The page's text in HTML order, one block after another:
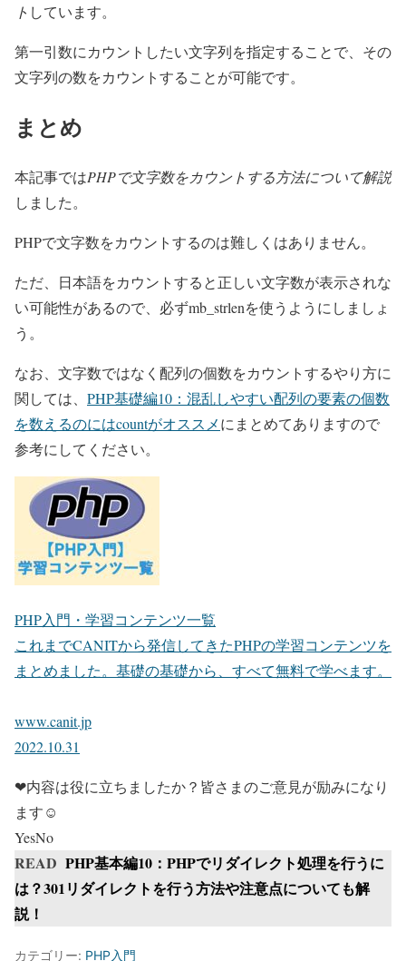
ト しています。
第一引数にカウントしたい文字列を指定することで、その
文字列の数をカウントすることが可能です。
まとめ
本記事ではPHPで文字数をカウントする方法について解説
しました。
PHPで文字数をカウントするのは難しくはありません。
ただ、日本語をカウントすると正しい文字数が表示されな
い可能性があるので、必ずmb_strlenを使うようにしましょ
う。
なお、文字数ではなく配列の個数をカウントするやり方に
関しては、 PHP基礎編10：混乱しやすい配列の要素の個数
を数えるのにはcountがオススメにまとめてありますので
参考にしてください。
PHP入門・学習コンテンツ一覧
これまでCANITから発信してきたPHPの学習コンテンツを
まとめました。基礎の基礎から、すべて無料で学べます。
www.canit.jp
2022.10.31
❤内容は役に立ちましたか？皆さまのご意見が励みになり
ます☺
YesNo
READ PHP基本編10：PHPでリダイレクト処理を行うに
は？301リダイレクトを行う方法や注意点についても解
説！
カテゴリー: PHP入門